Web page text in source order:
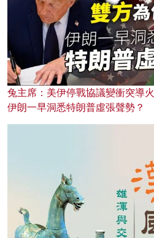
兔主席：美伊停戰協議變衝突導
伊朗一早洞悉特朗普虛張聲勢？